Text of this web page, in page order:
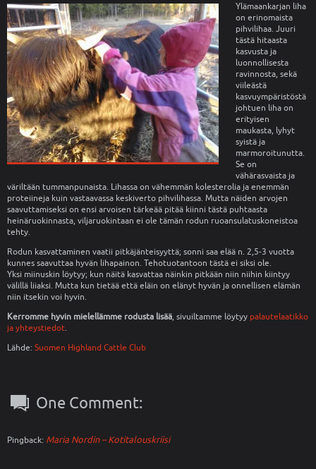
Ylämaankarjan liha
on erinomaista
pihvilihaa. Juuri
tästä hitaasta
kasvusta ja
luonnollisesta
ravinnosta, sekä
viileästä
kasvuympäristöstä
johtuen liha on
erityisen
maukasta, lyhyt
syistä ja
marmoroitunutta.
Se on
vähärasvaista ja
väriltään tummanpunaista. Lihassa on vähemmän kolesterolia ja enemmän
proteiineja kuin vastaavassa keskiverto pihvilihassa. Mutta näiden arvojen
saavuttamiseksi on ensi arvoisen tärkeää pitää kiinni tästä puhtaasta
heinäruokinnasta, viljaruokintaan ei ole tämän rodun ruoansulatuskoneistoa
tehty.
Rodun kasvattaminen vaatii pitkäjänteisyyttä; sonni saa elää n. 2,5-3 vuotta
kunnes saavuttaa hyvän lihapainon. Tehotuotantoon tästä ei siksi ole.
Yksi miinuskin löytyy; kun näitä kasvattaa näinkin pitkään niin niihin kiintyy
välillä liiaksi. Mutta kun tietää että eläin on elänyt hyvän ja onnellisen elämän
niin itsekin voi hyvin.
Kerromme hyvin mielellämme rodusta lisää, sivuiltamme löytyy palautelaatikko
ja yhteystiedot.
Lähde: Suomen Highland Cattle Club
One Comment:
Pingback: Maria Nordin – Kotitalouskriisi